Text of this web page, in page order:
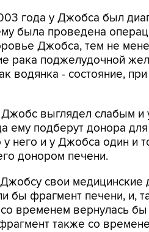
года у Джобса был
была проведена
Джобса, тем не
рака поджелудочной
водянка - состояние,
выглядел слабым и
ему подберут донора
у него и у Джобса один и
донором печени.
свои
бы фрагмент печени, и,
со временем вернулась
также со